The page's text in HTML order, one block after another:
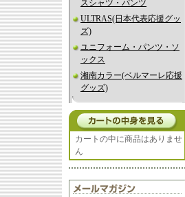
スシャツ・パンツ
ULTRAS(日本代表応援グッ
ズ)
ユニフォーム・パンツ・ソ
ックス
湘南カラー(ベルマーレ応援
グッズ)
カートの中に商品はありませ
ん